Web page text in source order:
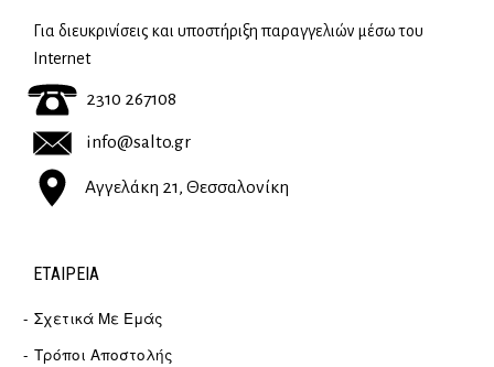
Για διευκρινίσεις και υποστήριξη παραγγελιών μέσω του
Internet
2310 267108
info@salto.gr
Αγγελάκη 21, Θεσσαλονίκη
ΕΤΑΙΡΕΊΑ
Σχετικά Με Εμάς
Τρόποι Αποστολής